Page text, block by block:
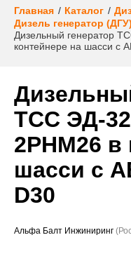
О
Главная Каталог
Дизель генератор
Дизельный генератор
контейнере на шасси с
ТСС ЭД-
2РНМ26 в
шасси с
D30
Альфа Балт Инжиниринг